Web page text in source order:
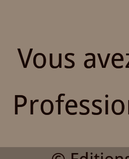
Vous